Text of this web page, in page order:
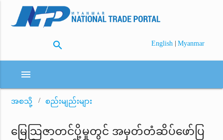
search English | Myanmar
menu
အစသို့ စည်းမျည်းများ
မြေသြဇာတင်ပို့မှုတွင် အမှတ်တံဆိပ်ဖော်ပြ